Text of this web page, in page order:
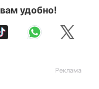
удобно!